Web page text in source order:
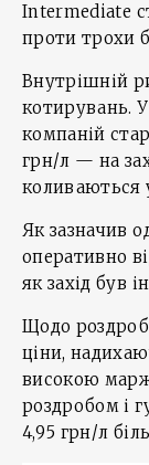
Intermediate
проти трохи
Внутрішній
котирувань.
компаній
грн/л — на
коливаються
Як зазначив
оперативно
як захід був
Щодо
ціни,
високою
роздробом і
4,95 грн/л